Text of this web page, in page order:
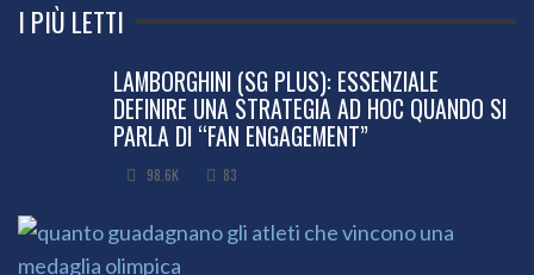
I PIÙ LETTI
LAMBORGHINI (SG PLUS): ESSENZIALE
DEFINIRE UNA STRATEGIA AD HOC QUANDO SI
PARLA DI “FAN ENGAGEMENT”
98.6K 83